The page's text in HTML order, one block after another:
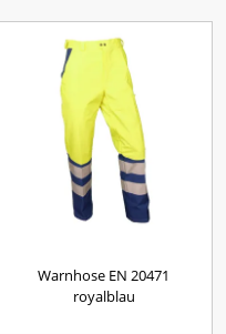
Warnhose EN 20471
royalblau